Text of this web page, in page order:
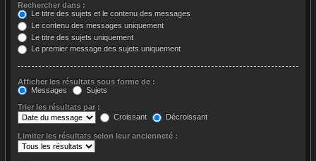
Rechercher dans :
Le titre des sujets et le contenu des messages
Le contenu des messages uniquement
Le titre des sujets uniquement
Le premier message des sujets uniquement
Afficher les résultats sous forme de :
Messages
Sujets
Trier les résultats par :
Croissant
Décroissant
Limiter les résultats selon leur ancienneté :